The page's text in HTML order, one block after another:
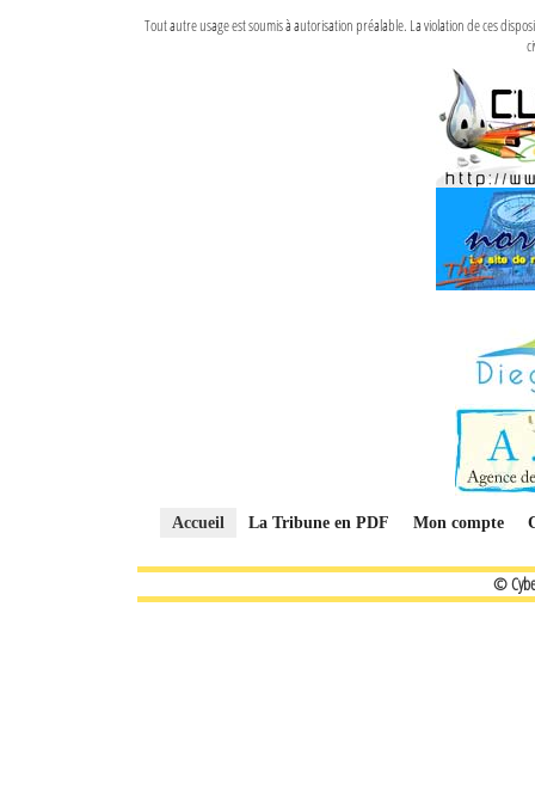
Tout autre usage est soumis à autorisation préalable. La violation de ces
Accueil La Tribune en PDF Mon compte
©